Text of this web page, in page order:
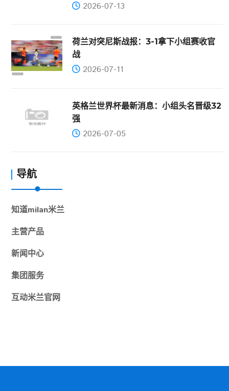
2026-07-13
荷兰对突尼斯战报：3-1拿下小组赛收官
战
2026-07-11
英格兰世界杯最新消息：小组头名晋级32
强
2026-07-05
导航
知道milan米兰
主营产品
新闻中心
集团服务
互动米兰官网